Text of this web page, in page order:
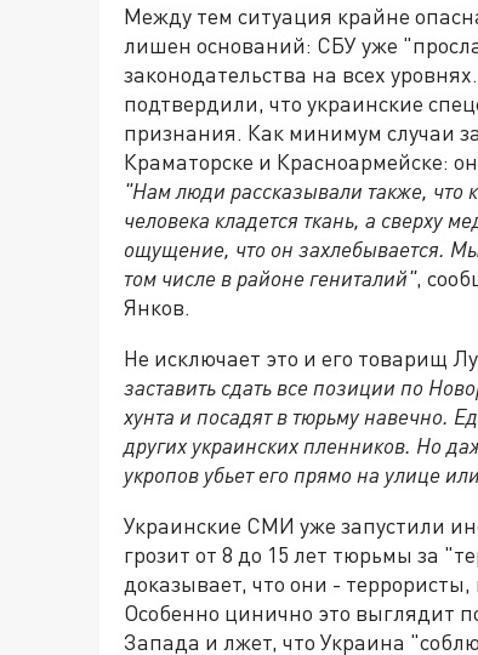
Между тем ситуация крайне
лишен оснований: СБУ уже
законодательства на всех
подтвердили, что украинские
признания. Как минимум случаи
Краматорске и Красноармейске:
"Нам люди рассказывали также, что
человека кладется ткань, а сверху
ощущение, что он захлебывается.
том числе в районе гениталий",
Янков.
Не исключает это и его товарищ
заставить сдать все позиции по
хунта и посадят в тюрьму навечно.
других украинских пленников. Но
укропов убьет его прямо на улице
Украинские СМИ уже запустили
грозит от 8 до 15 лет тюрьмы за
доказывает, что они -
Особенно цинично это выглядит
Запада и лжет, что Украина